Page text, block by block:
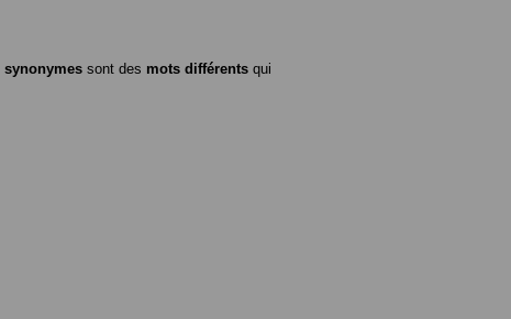
synonymes sont des mots différents qui